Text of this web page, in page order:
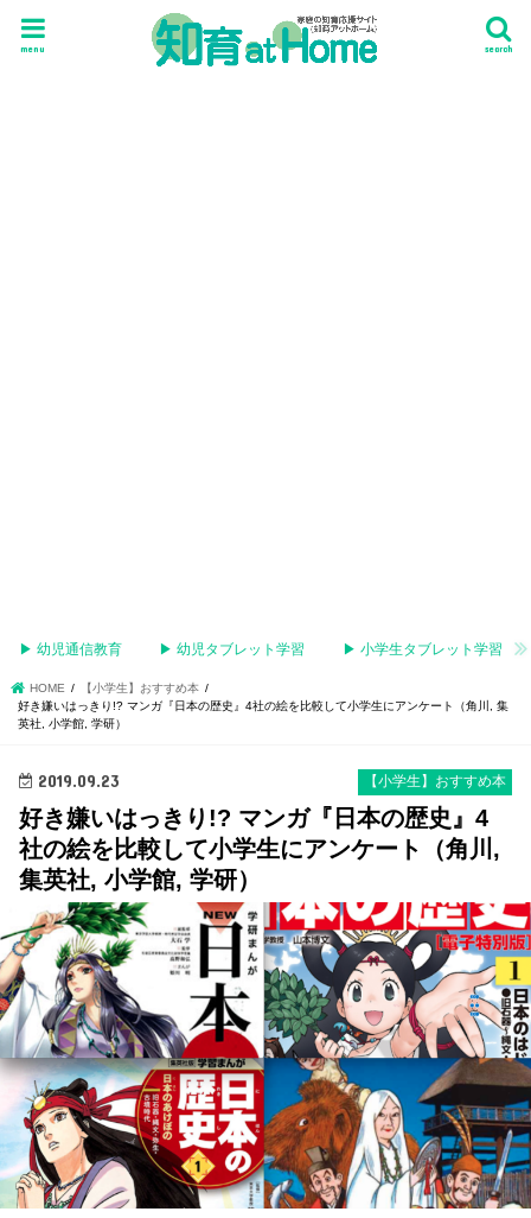
search
menu
▶︎ 幼児通信教育 ▶︎ 幼児タブレット学習 ▶︎ 小学生タブレット学習
HOME
【小学生】おすすめ本
好き嫌いはっきり!? マンガ『日本の歴史』4社の絵を比較して小学生にアンケート（角川, 集
英社, 小学館, 学研）
【小学生】おすすめ本
2019.09.23
好き嫌いはっきり!? マンガ『日本の歴史』4
社の絵を比較して小学生にアンケート（角川,
集英社, 小学館, 学研）